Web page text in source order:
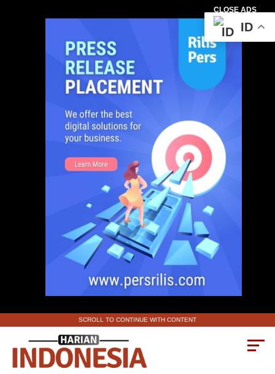
CLOSE ADS
SCROLL TO CONTINUE WITH CONTENT
ID